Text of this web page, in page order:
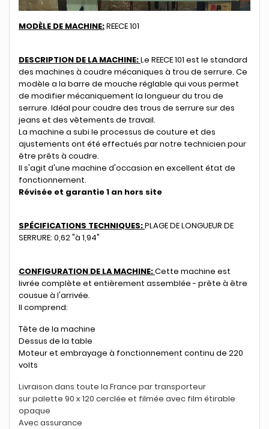
MODÈLE DE MACHINE:REECE 101
DESCRIPTION DE LA MACHINE:Le REECE 101 est le standard
des machines à coudre mécaniques à trou de serrure. Ce
modèle a la barre de mouche réglable qui vous permet
de modifier mécaniquement la longueur du trou de
serrure. Idéal pour coudre des trous de serrure sur des
jeans et des vêtements de travail.
La machine a subi le processus de couture et des
ajustements ont été effectués par notre technicien pour
être prêts à coudre.
Il s'agit d'une machine d'occasion en excellent état de
fonctionnement.
Révisée et garantie 1 an hors site
SPÉCIFICATIONS TECHNIQUES:PLAGE DE LONGUEUR DE
SERRURE: 0,62 "à 1,94"
CONFIGURATION DE LA MACHINE:Cette machine est
livrée complète et entièrement assemblée - prête à être
cousue à l'arrivée.
Il comprend:
Tête de la machine
Dessus de la table
Moteur et embrayage à fonctionnement continu de 220
volts
Livraison dans toute la France par transporteur
sur palette 90 x 120 cerclée et filmée avec film étirable
opaque
Avec assurance